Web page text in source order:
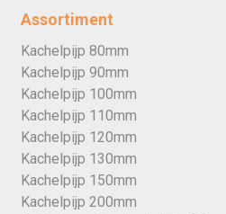
Assortiment
Kachelpijp 80mm
Kachelpijp 90mm
Kachelpijp 100mm
Kachelpijp 110mm
Kachelpijp 120mm
Kachelpijp 130mm
Kachelpijp 150mm
Kachelpijp 200mm